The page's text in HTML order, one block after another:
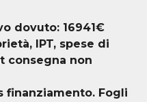
dovuto: 16941€
IPT, spese di
consegna non
finanziamento. Fogli